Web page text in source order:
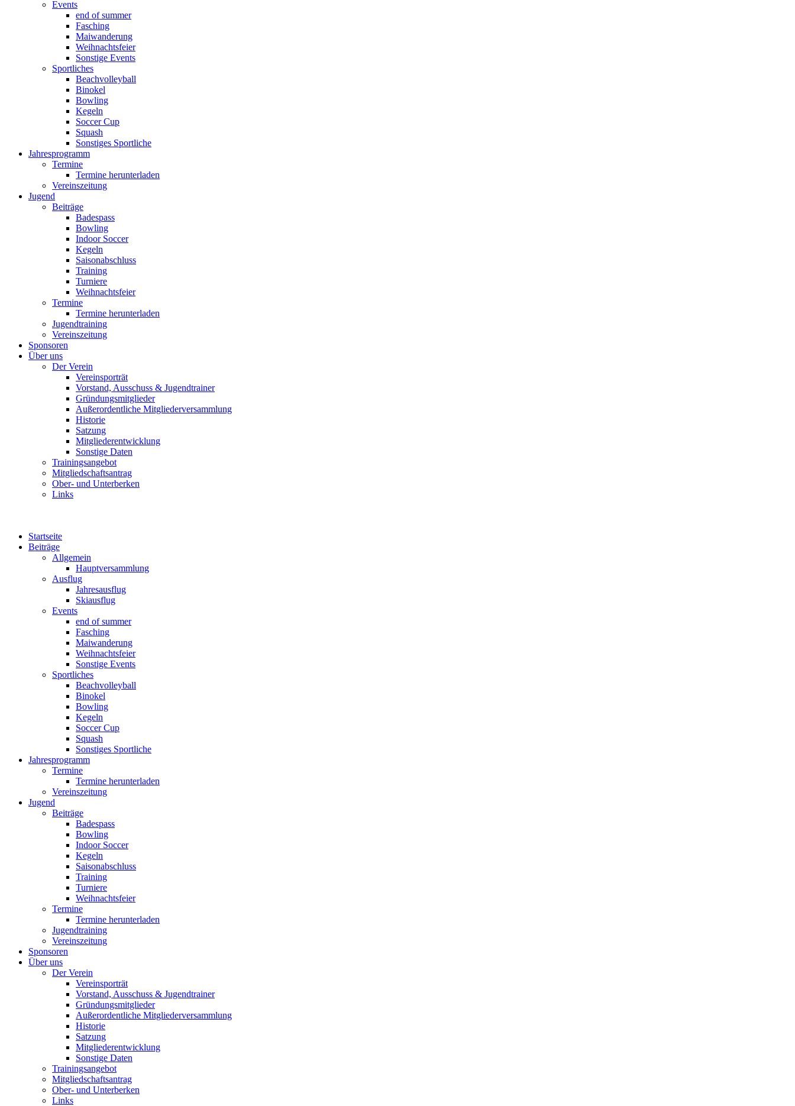
Events
end of summer
Fasching
Maiwanderung
Weihnachtsfeier
Sonstige Events
Sportliches
Beachvolleyball
Binokel
Bowling
Kegeln
Soccer Cup
Squash
Sonstiges Sportliche
Jahresprogramm
Termine
Termine herunterladen
Vereinszeitung
Jugend
Beiträge
Badespass
Bowling
Indoor Soccer
Kegeln
Saisonabschluss
Training
Turniere
Weihnachtsfeier
Termine
Termine herunterladen
Jugendtraining
Vereinszeitung
Sponsoren
Über uns
Der Verein
Vereinsporträt
Vorstand, Ausschuss & Jugendtrainer
Gründungsmitglieder
Außerordentliche Mitgliederversammlung
Historie
Satzung
Mitgliederentwicklung
Sonstige Daten
Trainingsangebot
Mitgliedschaftsantrag
Ober- und Unterberken
Links
Startseite
Beiträge
Allgemein
Hauptversammlung
Ausflug
Jahresausflug
Skiausflug
Events
end of summer
Fasching
Maiwanderung
Weihnachtsfeier
Sonstige Events
Sportliches
Beachvolleyball
Binokel
Bowling
Kegeln
Soccer Cup
Squash
Sonstiges Sportliche
Jahresprogramm
Termine
Termine herunterladen
Vereinszeitung
Jugend
Beiträge
Badespass
Bowling
Indoor Soccer
Kegeln
Saisonabschluss
Training
Turniere
Weihnachtsfeier
Termine
Termine herunterladen
Jugendtraining
Vereinszeitung
Sponsoren
Über uns
Der Verein
Vereinsporträt
Vorstand, Ausschuss & Jugendtrainer
Gründungsmitglieder
Außerordentliche Mitgliederversammlung
Historie
Satzung
Mitgliederentwicklung
Sonstige Daten
Trainingsangebot
Mitgliedschaftsantrag
Ober- und Unterberken
Links